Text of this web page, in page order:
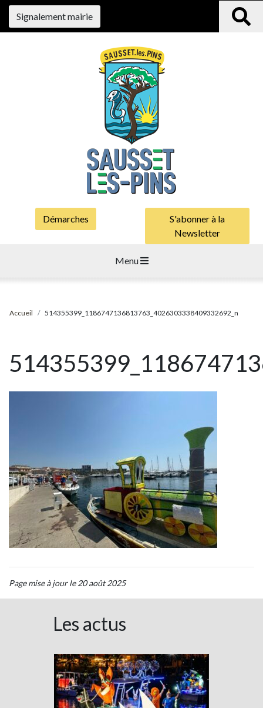
Signalement mairie
Démarches
S'abonner à la
Newsletter
Menu
Accueil 514355399_1186747136813763_4026303338409332692_n
Page mise à jour le 20 août 2025
Les actus